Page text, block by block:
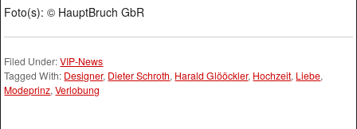
Foto(s): © HauptBruch GbR
Filed Under:VIP-News
Tagged With: Designer, Dieter Schroth, Harald Glööckler, Hochzeit, Liebe,
Modeprinz,Verlobung